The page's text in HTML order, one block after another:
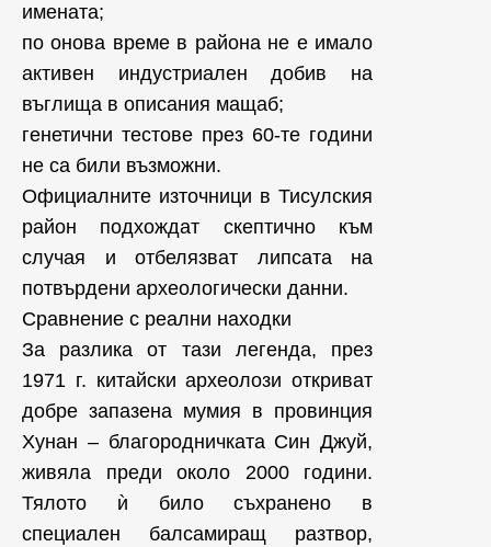
имената;
по онова време в района не е имало
активен индустриален добив на
въглища в описания мащаб;
генетични тестове през 60-те години
не са били възможни.
Официалните източници в Тисулския
район подхождат скептично към
случая и отбелязват липсата на
потвърдени археологически данни.
Сравнение с реални находки
За разлика от тази легенда, през
1971 г. китайски археолози откриват
добре запазена мумия в провинция
Хунан – благородничката Син Джуй,
живяла преди около 2000 години.
Тялото ѝ било съхранено в
специален балсамиращ разтвор,